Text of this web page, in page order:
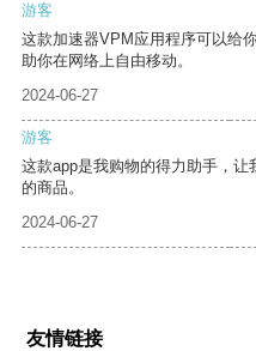
游客
这款加速器VPM应用程序可以给
助你在网络上自由移动。
2024-06-27
游客
这款app是我购物的得力助手，
的商品。
2024-06-27
友情链接